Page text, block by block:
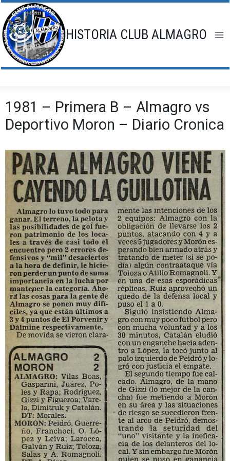
Saltar
al
contenido
HISTORIA CLUB ALMAGRO
1981 – Primera B – Almagro vs
Deportivo Moron – Diario Cronica